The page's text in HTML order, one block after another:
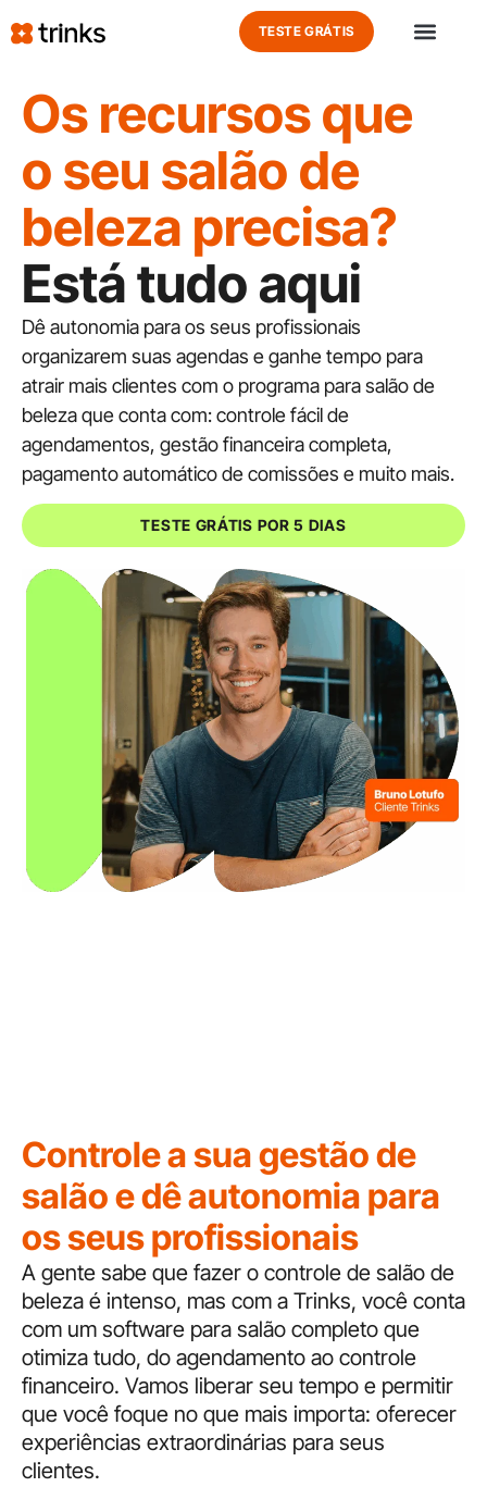
TESTE GRÁTIS
Os recursos que
o seu salão de
Está tudo aqui
Dê autonomia para os seus profissionais
organizarem suas agendas e ganhe tempo para
atrair mais clientes com o programa para salão de
beleza que conta com: controle fácil de
agendamentos, gestão financeira completa,
pagamento automático de comissões e muito mais.
TESTE GRÁTIS POR 5 DIAS
Controle a sua gestão de
salão e dê autonomia para
os seus profissionais
A gente sabe que fazer o controle de salão de
beleza é intenso, mas com a Trinks, você conta
com um software para salão completo que
otimiza tudo, do agendamento ao controle
financeiro. Vamos liberar seu tempo e permitir
que você foque no que mais importa: oferecer
experiências extraordinárias para seus
clientes.